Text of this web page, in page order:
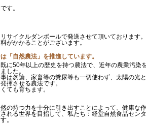
す。
サイクルダンボールで発送させて頂いております。
がかかることがございます。
「自然農法」を推進しています。
既に50年以上の歴史を持つ農法で、近年の農業汚染
した。
は勿論、家畜等の糞尿等も一切使わず、太陽の光と
揮させる農法です。
ても育ちます。
の持つ力を十分に引き出すことによって、健康な作
れる世界を目指して、私たち：経堂自然食品センタ
。